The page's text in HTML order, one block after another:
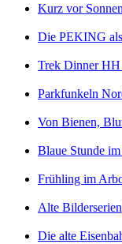
Kurz vor
Die PEKING
Trek Dinner HH
Parkfunkeln
Von Bienen,
Blaue Stunde
Frühling im
Alte Bilderserien
Die alte